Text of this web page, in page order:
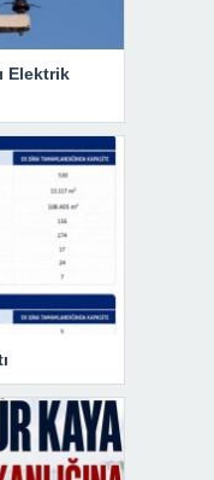
Elektrik